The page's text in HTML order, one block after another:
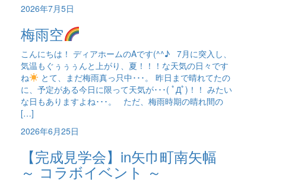
2026年7月5日
梅雨空
こんにちは！ ディアホームのAです(^^♪ 7月に突入し、
気温もぐぅぅぅんと上がり、夏！！！な天気の日々です
ね
とて、まだ梅雨真っ只中･･･。 昨日まで晴れてたの
に、予定がある今日に限って天気が･･･( ﾟДﾟ)！！ みたい
な日もありますよね･･･。 ただ、梅雨時期の晴れ間の
[…]
2026年6月25日
【完成見学会】in矢巾町南矢幅
～ コラボイベント ～